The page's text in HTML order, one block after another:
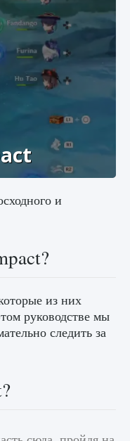
и
из них
руководстве мы
следить за